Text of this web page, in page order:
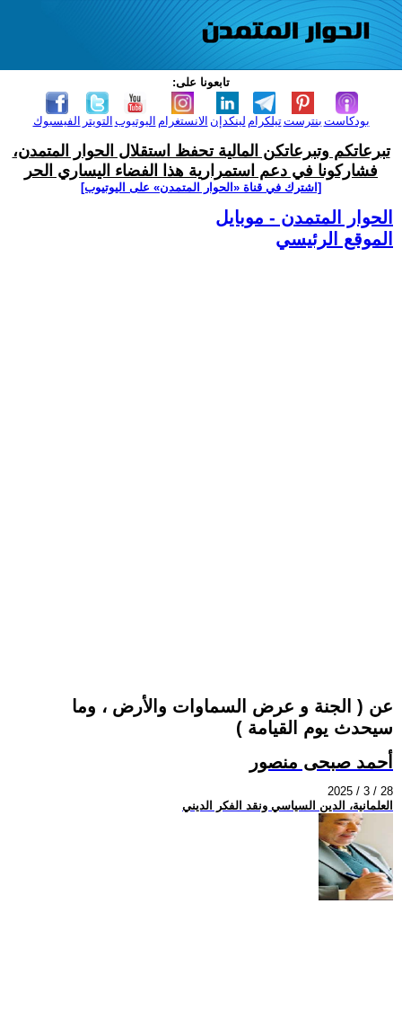
تابعونا على:
الفيسبوك التويتر اليوتيوب الانستغرام لينكدإن تيلكرامبنترست بودكاست
تبرعاتكم وتبرعاتكن المالية تحفظ استقلال الحوار المتمدن،
فشاركونا في دعم استمرارية هذا الفضاء اليساري الحر
[اشترك في قناة ‫«الحوار المتمدن» على اليوتيوب]
الحوار المتمدن - موبايل
الموقع الرئيسي
عن ( الجنة و عرض السماوات والأرض ، وما
سيحدث يوم القيامة )
أحمد صبحى منصور
2025 / 3 / 28
العلمانية، الدين السياسي ونقد الفكر الديني